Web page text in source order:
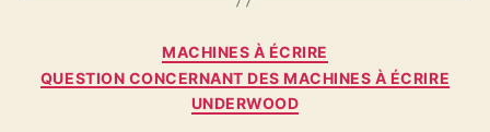
Catégories
MACHINES À ÉCRIRE
QUESTION CONCERNANT DES MACHINES À ÉCRIRE
UNDERWOOD